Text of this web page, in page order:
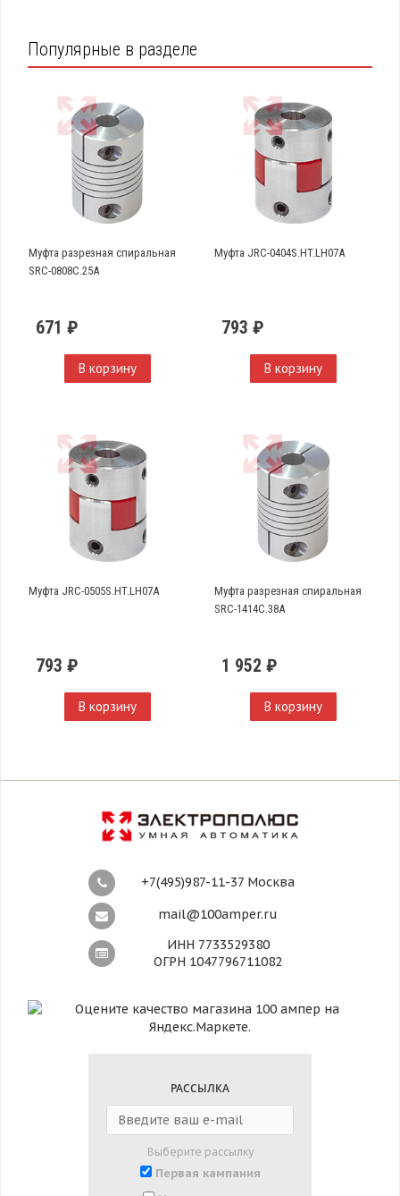
Популярные в разделе
Муфта разрезная спиральная
SRC-0808C.25A
671 ₽
В корзину
Муфта JRC-0404S.HT.LH07A
793 ₽
В корзину
Муфта JRC-0505S.HT.LH07A
793 ₽
В корзину
Муфта разрезная спиральная
SRC-1414C.38A
1 952 ₽
В корзину
+7(495)987-11-37 Москва
mail@100amper.ru
ИНН 7733529380
ОГРН 1047796711082
РАССЫЛКА
Выберите рассылку
Первая кампания